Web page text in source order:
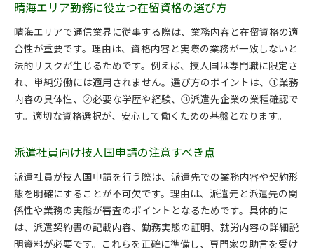
晴海エリアで利用できる外国人サポートの特徴
派遣社員が頼れる東京の外国人サポートセンター
晴海トリトンスクエア周辺サポートサービス活用
法
行政書士による外国人サポートのメリット紹介
通信業界派遣社員向け晴海の支援制度とは
東京都中央区晴海オフィスタワーＹで安心して働くた
派遣社員が安心して働くための在留資格知識
技人国・派遣社員のための晴海勤務ポイント
晴海オフィスタワーＹでの労働環境の特徴
在留資格手続きで不安を減らすための工夫
晴海エリア勤務に役立つ在留資格の選び方
晴海エリアで通信業界に従事する際は、業務内容と在留資格の適
合性が重要です。理由は、資格内容と実際の業務が一致しないと
法的リスクが生じるためです。例えば、技人国は専門職に限定さ
れ、単純労働には適用されません。選び方のポイントは、①業務
内容の具体性、②必要な学歴や経験、③派遣先企業の業種確認で
す。適切な資格選択が、安心して働くための基盤となります。
派遣社員向け技人国申請の注意すべき点
派遣社員が技人国申請を行う際は、派遣先での業務内容や契約形
態を明確にすることが不可欠です。理由は、派遣元と派遣先の関
係性や業務の実態が審査のポイントとなるためです。具体的に
は、派遣契約書の記載内容、勤務実態の証明、就労内容の詳細説
明資料が必要です。これらを正確に準備し、専門家の助言を受け